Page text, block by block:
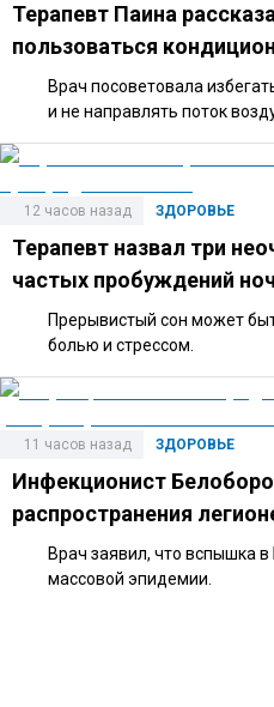
Терапевт Паина
пользоваться
Врач посоветовала
и не направлять поток
ЗДОРОВЬЕ
12 часов назад
Терапевт назвал три
частых пробуждений
Прерывистый сон может
болью и стрессом.
ЗДОРОВЬЕ
11 часов назад
Инфекционист
распространения
Врач заявил, что вспышка в
массовой эпидемии.